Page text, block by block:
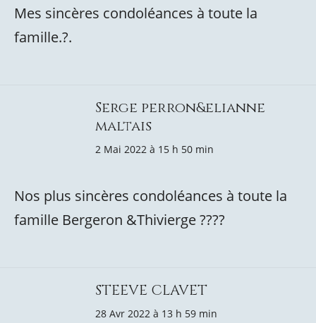
Mes sincères condoléances à toute la
famille.?.
Serge perron&elianne
maltais
2 Mai 2022 à 15 h 50 min
Nos plus sincères condoléances à toute la
famille Bergeron &Thivierge ????
STEEVE CLAVET
28 Avr 2022 à 13 h 59 min